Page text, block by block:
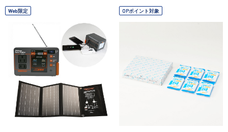
Web限定 OPポイント対象